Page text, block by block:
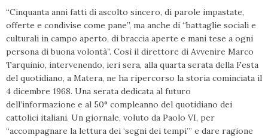
“Cinquanta anni fatti di ascolto sincero, di parole impastate,
offerte e condivise come pane”, ma anche di “battaglie sociali e
culturali in campo aperto, di braccia aperte e mani tese a ogni
persona di buona volontà”. Così il direttore di Avvenire Marco
Tarquinio, intervenendo, ieri sera, alla quarta serata della Festa
del quotidiano, a Matera, ne ha ripercorso la storia cominciata il
4 dicembre 1968. Una serata dedicata al futuro
dell’informazione e al 50° compleanno del quotidiano dei
cattolici italiani. Un giornale, voluto da Paolo VI, per
“accompagnare la lettura dei ‘segni dei tempi’” e dare ragione